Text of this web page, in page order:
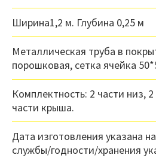
Ширина1,2 м. Глубина 0,25 м
Металлическая труба в
порошковая, сетка ячейка
Комплектность: 2 части низ,
части крыша.
Дата изготовления указана
службы/годности/хранения